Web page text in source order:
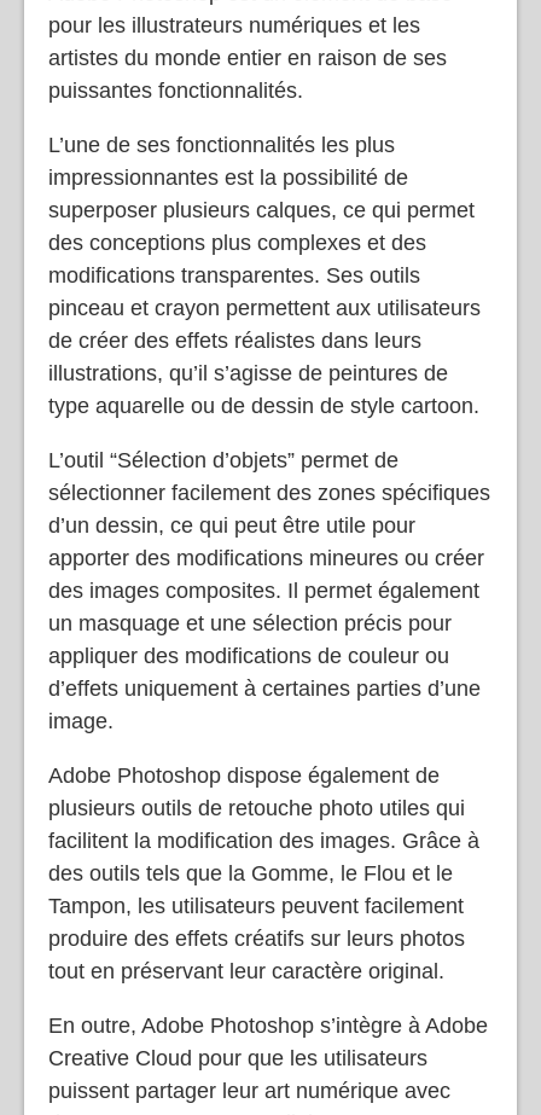
Adobe Photoshop est un élément de base
pour les illustrateurs numériques et les
artistes du monde entier en raison de ses
puissantes fonctionnalités.
L’une de ses fonctionnalités les plus
impressionnantes est la possibilité de
superposer plusieurs calques, ce qui permet
des conceptions plus complexes et des
modifications transparentes. Ses outils
pinceau et crayon permettent aux utilisateurs
de créer des effets réalistes dans leurs
illustrations, qu’il s’agisse de peintures de
type aquarelle ou de dessin de style cartoon.
L’outil “Sélection d’objets” permet de
sélectionner facilement des zones spécifiques
d’un dessin, ce qui peut être utile pour
apporter des modifications mineures ou créer
des images composites. Il permet également
un masquage et une sélection précis pour
appliquer des modifications de couleur ou
d’effets uniquement à certaines parties d’une
image.
Adobe Photoshop dispose également de
plusieurs outils de retouche photo utiles qui
facilitent la modification des images. Grâce à
des outils tels que la Gomme, le Flou et le
Tampon, les utilisateurs peuvent facilement
produire des effets créatifs sur leurs photos
tout en préservant leur caractère original.
En outre, Adobe Photoshop s’intègre à Adobe
Creative Cloud pour que les utilisateurs